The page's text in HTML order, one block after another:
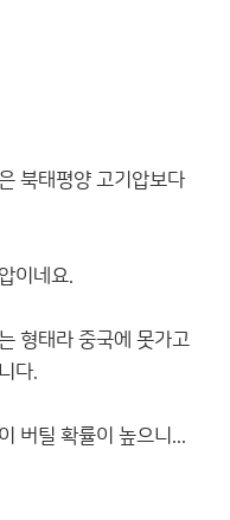
북태평양 고기압보다
이네요.
형태라 중국에 못가고
다.
버틸 확률이 높으니...